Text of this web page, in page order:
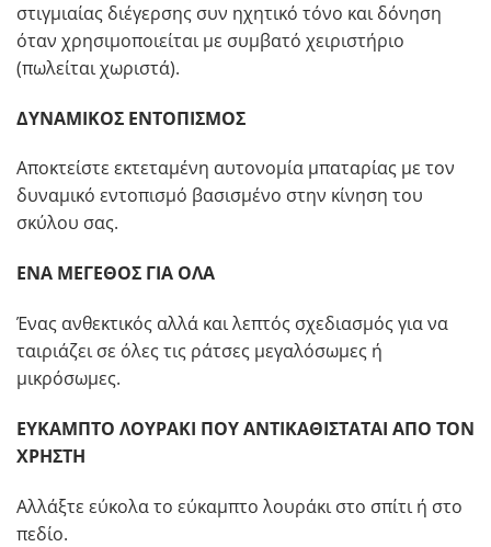
στιγμιαίας διέγερσης συν ηχητικό τόνο και δόνηση
όταν χρησιμοποιείται με συμβατό χειριστήριο
(πωλείται χωριστά).
ΔΥΝΑΜΙΚΟΣ ΕΝΤΟΠΙΣΜΟΣ
Αποκτείστε εκτεταμένη αυτονομία μπαταρίας με τον
δυναμικό εντοπισμό βασισμένο στην κίνηση του
σκύλου σας.
ΕΝΑ ΜΕΓΕΘΟΣ ΓΙΑ ΟΛΑ
Ένας ανθεκτικός αλλά και λεπτός σχεδιασμός για να
ταιριάζει σε όλες τις ράτσες μεγαλόσωμες ή
μικρόσωμες.
ΕΥΚΑΜΠΤΟ ΛΟΥΡΑΚΙ ΠΟΥ ΑΝΤΙΚΑΘΙΣΤΑΤΑΙ ΑΠΟ ΤΟΝ
ΧΡΗΣΤΗ
Αλλάξτε εύκολα το εύκαμπτο λουράκι στο σπίτι ή στο
πεδίο.